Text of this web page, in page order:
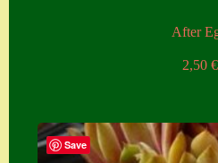
After
2,50 €
Save